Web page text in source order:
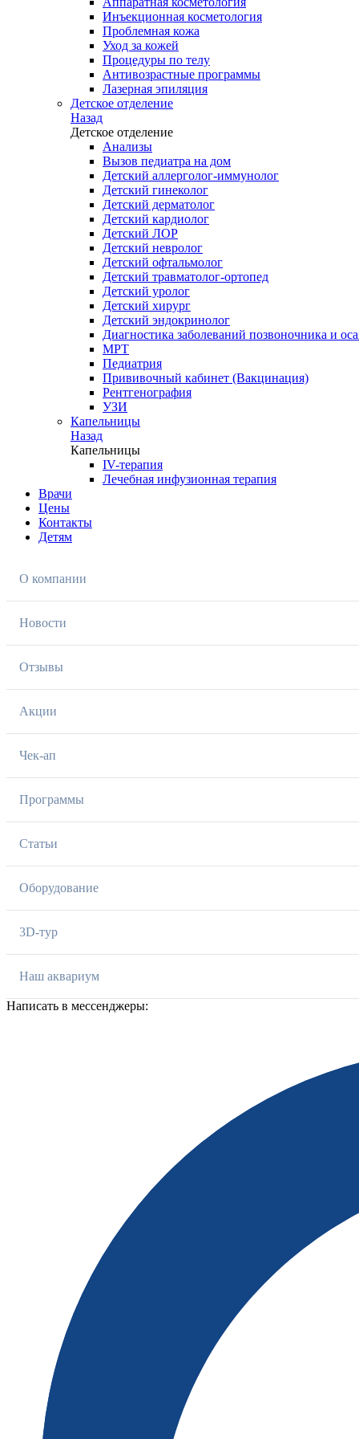
Инъекционная косметология
Проблемная кожа
Уход за кожей
Процедуры по телу
Антивозрастные программы
Лазерная эпиляция
Детское отделение
Назад
Детское отделение
Анализы
Вызов педиатра на дом
Детский аллерголог-иммунолог
Детский гинеколог
Детский дерматолог
Детский кардиолог
Детский ЛОР
Детский невролог
Детский офтальмолог
Детский травматолог-ортопед
Детский уролог
Детский хирург
Детский эндокринолог
Диагностика заболеваний позвоночника и
МРТ
Педиатрия
Прививочный кабинет (Вакцинация)
Рентгенография
УЗИ
Капельницы
Назад
Капельницы
IV-терапия
Лечебная инфузионная терапия
Врачи
Цены
Контакты
Детям
О компании
Новости
Отзывы
Акции
Чек-ап
Программы
Статьи
Оборудование
3D-тур
Наш аквариум
Написать в мессенджеры: